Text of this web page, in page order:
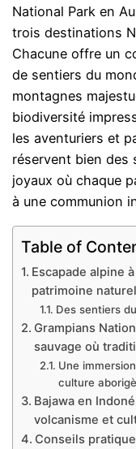
National Park en
trois destinations
Chacune offre un
de sentiers du
montagnes
biodiversité
les aventuriers et
réservent bien des
joyaux où chaque
à une communion
Table of
Escapade alpine
patrimoine naturel
Des sentiers
Grampians
sauvage où
Une
culture
Bajawa en
volcanisme et
Conseils